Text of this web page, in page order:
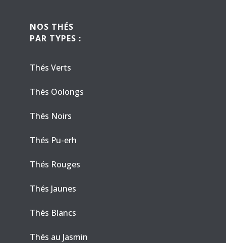
NOS THÉS
PAR TYPES :
Thés Verts
Thés Oolongs
Thés Noirs
Thés Pu-erh
Thés Rouges
Thés Jaunes
Thés Blancs
Thés au Jasmin